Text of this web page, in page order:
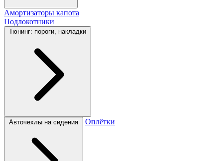
Амортизаторы капота
Подлокотники
Тюнинг: пороги, накладки
Авточехлы на сидения Оплётки